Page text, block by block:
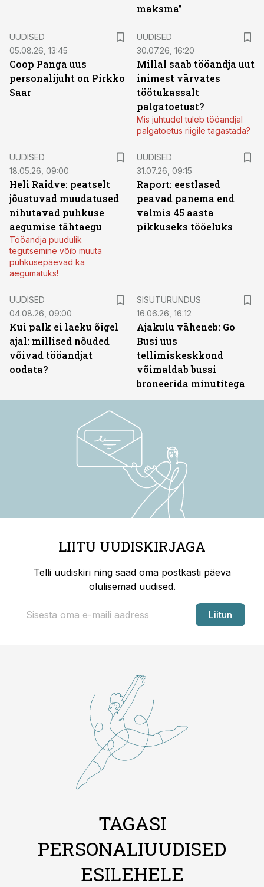
maksma”
UUDISED
05.08.26, 13:45
Coop Panga uus
personalijuht on Pirkko
Saar
UUDISED
30.07.26, 16:20
Millal saab tööandja uut
inimest värvates
töötukassalt
palgatoetust?
Mis juhtudel tuleb tööandjal
palgatoetus riigile tagastada?
UUDISED
18.05.26, 09:00
Heli Raidve: peatselt
jõustuvad muudatused
nihutavad puhkuse
aegumise tähtaegu
Tööandja puudulik
tegutsemine võib muuta
puhkusepäevad ka
aegumatuks!
UUDISED
31.07.26, 09:15
Raport: eestlased
peavad panema end
valmis 45 aasta
pikkuseks tööeluks
UUDISED
04.08.26, 09:00
Kui palk ei laeku õigel
ajal: millised nõuded
võivad tööandjat
oodata?
SISUTURUNDUS
16.06.26, 16:12
Ajakulu väheneb: Go
Busi uus
tellimiskeskkond
võimaldab bussi
broneerida minutitega
LIITU UUDISKIRJAGA
Telli uudiskiri ning saad oma postkasti päeva
olulisemad uudised.
Liitun
TAGASI
PERSONALIUUDISED
ESILEHELE